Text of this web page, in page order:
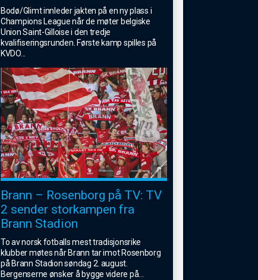
Bodø/Glimt innleder jakten på en ny plass i
Champions League når de møter belgiske
Union Saint-Gilloise i den tredje
kvalifiseringsrunden. Første kamp spilles på
KVDO...
Brann – Rosenborg på TV: TV
2 sender storkampen fra
Brann Stadion
To av norsk fotballs mest tradisjonsrike
klubber møtes når Brann tar imot Rosenborg
på Brann Stadion søndag 2. august.
Bergenserne ønsker å bygge videre på